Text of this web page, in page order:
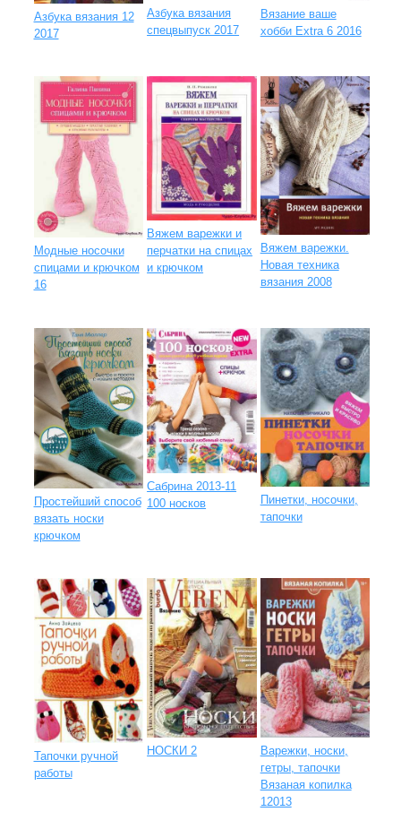
Азбука вязания 12
2017
Азбука вязания
спецвыпуск 2017
Вязание ваше
хобби Extra 6 2016
Модные носочки
спицами и крючком
16
Вяжем варежки и
перчатки на спицах
и крючком
Вяжем варежки.
Новая техника
вязания 2008
Простейший способ
вязать носки
крючком
Сабрина 2013-11
100 носков
Пинетки, носочки,
тапочки
Тапочки ручной
работы
НОСКИ 2
Варежки, носки,
гетры, тапочки
Вязаная копилка
12013